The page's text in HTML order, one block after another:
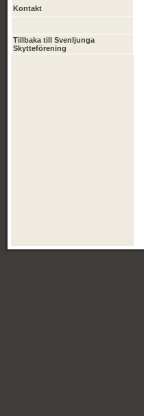
Kontakt
Tillbaka till Svenljunga
Skytteförening